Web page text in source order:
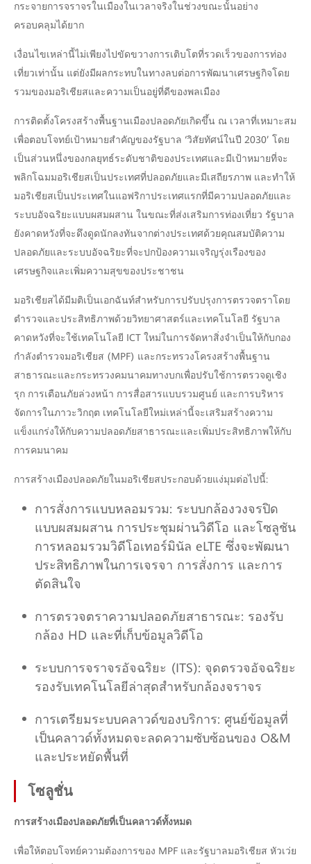
กระจายการจราจรในเมืองในเวลาจริงในช่วงขณะนั้นอย่าง
ครอบคลุมได้ยาก
เงื่อนไขเหล่านี้ไม่เพียงไปขัดขวางการเติบโตที่รวดเร็วของการท่อง
เที่ยวเท่านั้น แต่ยังมีผลกระทบในทางลบต่อการพัฒนาเศรษฐกิจโดย
รวมของมอริเชียสและความเป็นอยู่ที่ดีของพลเมือง
การติดตั้งโครงสร้างพื้นฐานเมืองปลอดภัยเกิดขึ้น ณ เวลาที่เหมาะสม
เพื่อตอบโจทย์เป้าหมายสำคัญของรัฐบาล ‘วิสัยทัศน์ในปี 2030’ โดย
เป็นส่วนหนึ่งของกลยุทธ์ระดับชาติของประเทศและมีเป้าหมายที่จะ
พลิกโฉมมอริเชียสเป็นประเทศที่ปลอดภัยและมีเสถียรภาพ และทำให้
มอริเชียสเป็นประเทศในแอฟริกาประเทศแรกที่มีความปลอดภัยและ
ระบบอัจฉริยะแบบผสมผสาน ในขณะที่ส่งเสริมการท่องเที่ยว รัฐบาล
ยังคาดหวังที่จะดึงดูดนักลงทันจากต่างประเทศด้วยคุณสมบัติความ
ปลอดภัยและระบบอัจฉริยะที่จะปกป้องความเจริญรุ่งเรืองของ
เศรษฐกิจและเพิ่มความสุขของประชาชน
มอริเชียสได้มีมติเป็นเอกฉันท์สำหรับการปรับปรุงการตรวจตราโดย
ตำรวจและประสิทธิภาพด้วยวิทยาศาสตร์และเทคโนโลยี รัฐบาล
คาดหวังที่จะใช้เทคโนโลยี ICT ใหม่ในการจัดหาสิ่งจำเป็นให้กับกอง
กำลังตำรวจมอริเชียส (MPF) และกระทรวงโครงสร้างพื้นฐาน
สาธารณะและกระทรวงคมนาคมทางบกเพื่อปรับใช้การตรวจดูเชิง
รุก การเตือนภัยล่วงหน้า การสื่อสารแบบรวมศูนย์ และการบริหาร
จัดการในภาวะวิกฤต เทคโนโลยีใหม่เหล่านี้จะเสริมสร้างความ
แข็งแกร่งให้กับความปลอดภัยสาธารณะและเพิ่มประสิทธิภาพให้กับ
การคมนาคม
การสร้างเมืองปลอดภัยในมอริเชียสประกอบด้วยแง่มุมต่อไปนี้:
การสั่งการแบบหลอมรวม: ระบบกล้องวงจรปิด
แบบผสมผสาน การประชุมผ่านวิดีโอ และโซลูชัน
การหลอมรวมวิดีโอเทอร์มินัล eLTE ซึ่งจะพัฒนา
ประสิทธิภาพในการเจรจา การสั่งการ และการ
ตัดสินใจ
การตรวจตราความปลอดภัยสาธารณะ: รองรับ
กล้อง HD และที่เก็บข้อมูลวิดีโอ
ระบบการจราจรอัจฉริยะ (ITS): จุดตรวจอัจฉริยะ
รองรับเทคโนโลยีล่าสุดสำหรับกล้องจราจร
การเตรียมระบบคลาวด์ของบริการ: ศูนย์ข้อมูลที่
เป็นคลาวด์ทั้งหมดจะลดความซับซ้อนของ O&M
และประหยัดพื้นที่
โซลูชั่น
การสร้างเมืองปลอดภัยที่เป็นคลาวด์ทั้งหมด
เพื่อให้ตอบโจทย์ความต้องการของ MPF และรัฐบาลมอริเชียส หัวเว่ย